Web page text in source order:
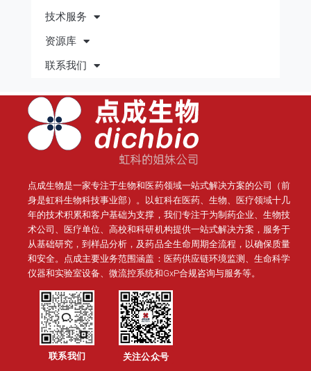
技术服务
资源库
联系我们
点成生物是一家专注于生物和医药领域一站式解决方案的公司（前
身是虹科生物科技事业部）。
以虹科在医药、生物、医疗领域十几
年的技术积累和客户基础为支撑，我们专注于为制药企业、生物技
术公司、医疗单位、高校和科研机构提供一站式解决方案，服务于
从基础研究，到样品分析，及药品全生命周期全流程，以确保质量
和安全。点成主要业务范围涵盖：医药供应链环境监测、生命科学
仪器和实验室设备、微流控系统和GxP合规咨询与服务等。
联系我们 关注公众号